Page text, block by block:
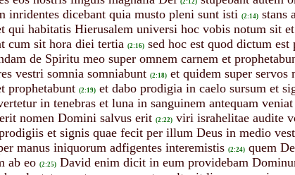
inridentes dicebant quia musto pleni sunt isti (2:14) stans
qui habitatis Hierusalem universi hoc vobis notum sit
cum sit hora diei tertia (2:16) sed hoc est quod dictum est
de Spiritu meo super omnem carnem et
vestri somnia somniabunt (2:18) et quidem super servos
prophetabunt (2:19) et dabo prodigia in caelo sursum et
in tenebras et luna in sanguinem antequam
nomen Domini salvus erit (2:22) viri israhelitae audite
et signis quae fecit per illum Deus in medio
manus iniquorum adfigentes interemistis (2:24) quem
ab eo (2:25) David enim dicit in eum providebam